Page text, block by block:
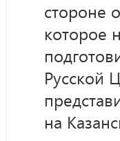
стороне
которое
Русской
на